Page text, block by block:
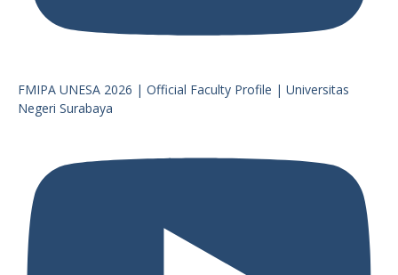
FMIPA UNESA 2026 | Official Faculty Profile | Universitas
Negeri Surabaya